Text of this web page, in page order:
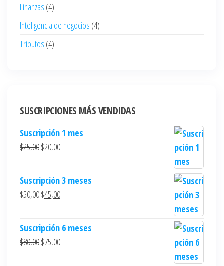
Finanzas (4)
Inteligencia de negocios (4)
Tributos (4)
SUSCRIPCIONES MÁS VENDIDAS
Suscripción 1 mes
$25,00$20,00
Suscripción 3 meses
$50,00$45,00
Suscripción 6 meses
$80,00$75,00